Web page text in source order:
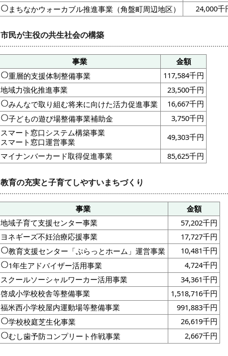
まちなかウォーカブル推進事業（角盤町周辺地区）
24,000千
市民が主役の共生社会の構築
事業
金額
重層的支援体制整備事業
117,584千円
地域力強化推進事業
23,500千円
みんなで取り組む将来に向けた活力促進事業
16,667千円
子どもの遊び場整備事業補助金
3,750千円
スマート窓口システム構築事業
スマート窓口運営事業
49,303千円
マイナンバーカード取得促進事業
85,625千円
教育の充実と子育てしやすいまちづくり
事業
金額
地域子育て支援センター事業
57,202千円
ヨネギーズ不妊治療応援事業
17,727千円
教育支援センター「ぷらっとホーム」運営事業
10,481千円
1年生アドバイザー活用事業
4,724千円
スクールソーシャルワーカー活用事業
34,361千円
啓成小学校校舎等整備事業
1,518,716千円
福米西小学校屋内運動場等整備事業
991,883千円
学校校庭芝生化事業
26,619千円
むし歯予防コンプリート作戦事業
2,667千円